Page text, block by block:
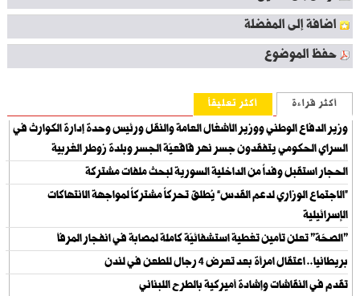
اضافة إلى المفضلة
حفظ الموضوع
أكثر قراءة أكثر تعليقاً
وزير الدفاع الوطني ووزير الأشغال العامة والنقل ورئيس وحدة إدارة الكوارث في
السراي الحكومي يتفقدون جسر نهر قاقعيّة الجسر وبلدة زوطر الغربية
الحجار استقبل وفداً من الداخلية السورية لبحث ملفات مشتركة
“الاجتماع الوزاري لدعم القدس” يُطلق تحركاً مشتركاً لمواجهة الانتهاكات
الإسرائيلية
"الصحّة" تعلن تأمين تغطية استشفائيّة كاملة لمصابة في انفجار المرفأ
بريطانيا.. اعتقال امرأة بعد تعرض 4 رجال للطعن في لندن
تقدم في النقاشات وإشادة أميركية بالطرح اللبناني